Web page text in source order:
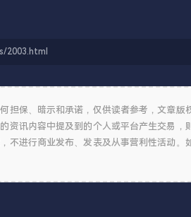
2003.html
担保、暗示和承诺，仅供读者参考，文章版
资讯内容中提及到的个人或平台产生交易，
不进行商业发布、发表及从事营利性活动。